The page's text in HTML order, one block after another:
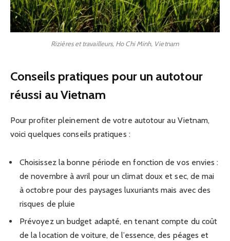
Rizières et travailleurs, Ho Chi Minh, Vietnam
Conseils pratiques pour un autotour
réussi au Vietnam
Pour profiter pleinement de votre autotour au Vietnam,
voici quelques conseils pratiques :
Choisissez la bonne période en fonction de vos envies :
de novembre à avril pour un climat doux et sec, de mai
à octobre pour des paysages luxuriants mais avec des
risques de pluie
Prévoyez un budget adapté, en tenant compte du coût
de la location de voiture, de l’essence, des péages et